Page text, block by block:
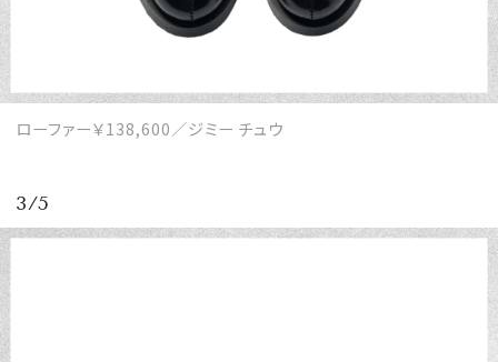
ローファー￥138,600／ジミー チュウ
3/5